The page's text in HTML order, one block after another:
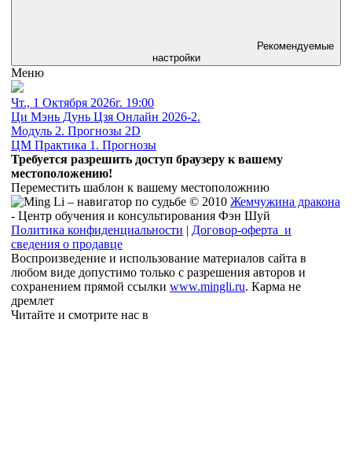
Рекомендуемые
настройки
Меню
Чт., 1 Октября 2026г. 19:00
Ци Мэнь Дунь Цзя Онлайн 2026-2.
Модуль 2. Прогнозы 2D
ЦМ Практика 1. Прогнозы
Требуется разрешить доступ браузеру к вашему
местоположению!
Переместить шаблон к вашему местоположнию
© 2010 Жемчужина дракона
- Центр обучения и консультирования Фэн Шуй
Политика конфиденциальности | Договор-оферта и
сведения о продавце
Воспроизведение и использование материалов сайта в
любом виде допустимо только с разрешения авторов и
сохранением прямой ссылки www.mingli.ru. Карма не
дремлет
Читайте и смотрите нас в